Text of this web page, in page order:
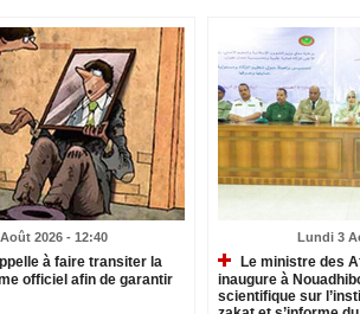
2026 - 12:40
à faire transiter la
officiel afin de garantir
Lundi 3
Le ministre des
inaugure à
scientifique sur